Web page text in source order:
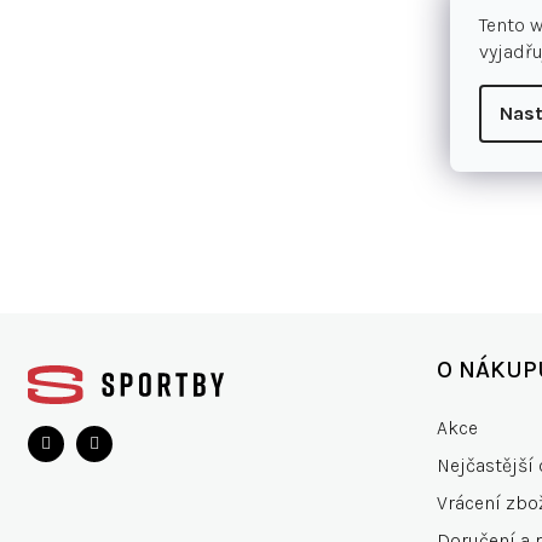
Tento
O
Akce
Nejčastější
Vrácení